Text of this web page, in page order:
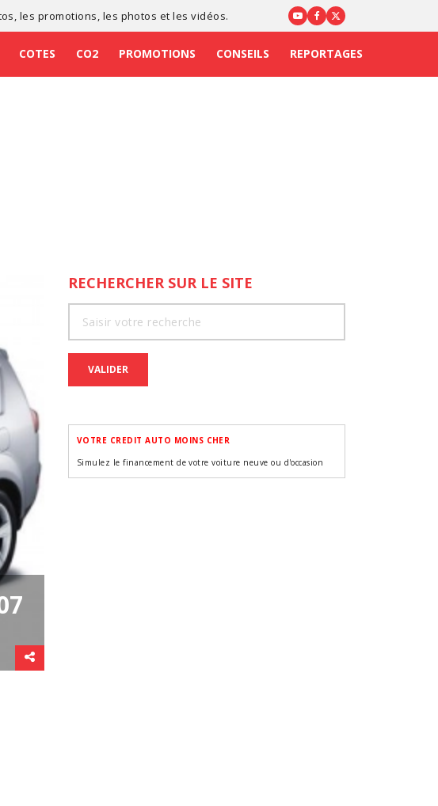
, les promotions , les photos et les vidéos.
COTES CO2 PROMOTIONS CONSEILS REPORTAGES
RECHERCHER SUR LE SITE
VALIDER
VOTRE CREDIT AUTO MOINS CHER
Simulez le financement de votre voiture neuve ou d'occasion